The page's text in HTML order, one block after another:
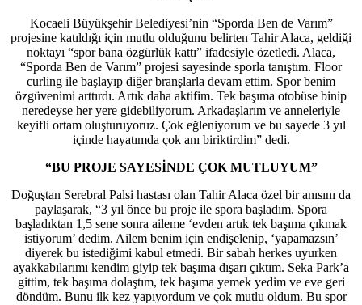
Kocaeli Büyükşehir Belediyesi’nin “Sporda Ben de Varım”
projesine katıldığı için mutlu olduğunu belirten Tahir Alaca, geldiği
noktayı “spor bana özgürlük kattı” ifadesiyle özetledi. Alaca,
“Sporda Ben de Varım” projesi sayesinde sporla tanıştım. Floor
curling ile başlayıp diğer branşlarla devam ettim. Spor benim
özgüvenimi arttırdı. Artık daha aktifim. Tek başıma otobüse binip
neredeyse her yere gidebiliyorum. Arkadaşlarım ve anneleriyle
keyifli ortam oluşturuyoruz. Çok eğleniyorum ve bu sayede 3 yıl
içinde hayatımda çok anı biriktirdim” dedi.
“BU PROJE SAYESİNDE ÇOK MUTLUYUM”
Doğuştan Serebral Palsi hastası olan Tahir Alaca özel bir anısını da
paylaşarak, “3 yıl önce bu proje ile spora başladım. Spora
başladıktan 1,5 sene sonra aileme ‘evden artık tek başıma çıkmak
istiyorum’ dedim. Ailem benim için endişelenip, ‘yapamazsın’
diyerek bu istediğimi kabul etmedi. Bir sabah herkes uyurken
ayakkabılarımı kendim giyip tek başıma dışarı çıktım. Seka Park’a
gittim, tek başıma dolaştım, tek başıma yemek yedim ve eve geri
döndüm. Bunu ilk kez yapıyordum ve çok mutlu oldum. Bu spor